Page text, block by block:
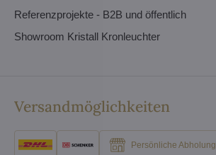
Referenzprojekte - B2B und öffentlich
Showroom Kristall Kronleuchter
Versandmöglichkeiten
Persönliche Abholung